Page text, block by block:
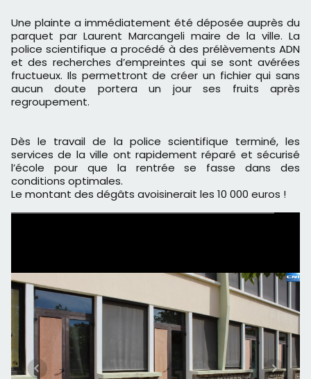
Une plainte a immédiatement été déposée auprès du
parquet par Laurent Marcangeli maire de la ville. La
police scientifique a procédé à des prélèvements ADN
et des recherches d’empreintes qui se sont avérées
fructueux. Ils permettront de créer un fichier qui sans
aucun doute portera un jour ses fruits après
regroupement.
Dès le travail de la police scientifique terminé, les
services de la ville ont rapidement réparé et sécurisé
l’école pour que la rentrée se fasse dans des
conditions optimales.
Le montant des dégâts avoisinerait les 10 000 euros !